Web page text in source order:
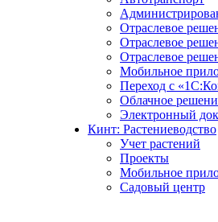
Отраслевое
Отраслевое
Отраслевое
Мобильное
Переход с
Облачное
Электронный
Кинт: Растениеводство
Учет растений
Проекты
Мобильное
Садовый центр